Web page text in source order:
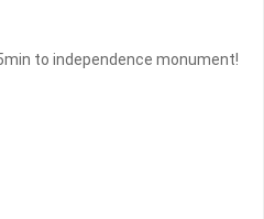
to independence monument!